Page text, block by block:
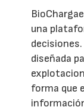
una
diseñada
forma que